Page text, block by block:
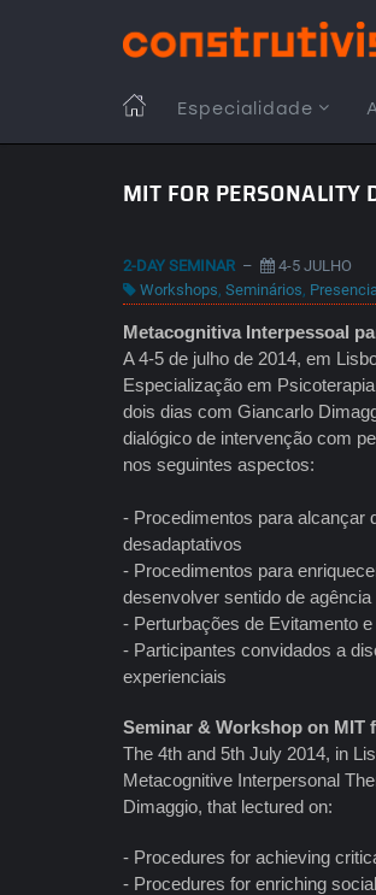
MAIN
NAVIGATION
Especialidade
MIT FOR PERSONALITY
2-DAY SEMINAR –
4-5 JULHO
Workshops, Seminários,
Metacognitiva Interpessoal
A 4-5 de julho de 2014, em
Especialização em
dois dias com Giancarlo
dialógico de intervenção com
nos seguintes aspectos:
- Procedimentos para alcançar
desadaptativos
- Procedimentos para
desenvolver sentido de agência
- Perturbações de Evitamento
- Participantes convidados a
experienciais
Seminar & Workshop on MIT
The 4th and 5th July 2014, in
Metacognitive Interpersonal
Dimaggio, that lectured on:
- Procedures for achieving
- Procedures for enriching